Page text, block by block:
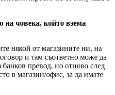
на човека, който взема
някой от магазините ни, на
и там съответно може да
банков превод, но отново след
в магазин/офис, за да имате